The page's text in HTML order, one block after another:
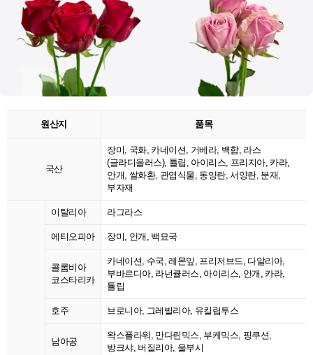
원산지 품목
국산
장미, 국화, 카네이션, 거베라, 백합, 라스
(글라디올러스), 튤립, 아이리스, 프리지아, 카라,
안개, 쌀화환, 관엽식물, 동양란, 서양란, 분재,
부자재
이탈리아 라그라스
에티오피아 장미, 안개, 백묘국
콜롬비아
코스타리카
카네이션, 수국, 레몬잎, 프리저브드, 다알리아,
부바르디아, 라넌큘러스, 아이리스, 안개, 카라,
튤립
호주 브로니아, 그레빌리아, 유킬립투스
남아공
왁스플라워, 만다린믹스, 부케믹스, 핑쿠션,
방크샤, 버질리아, 울부시